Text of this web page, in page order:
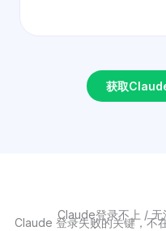
获取
Claude登录不上 / 无
Claude 登录失败的关键，不